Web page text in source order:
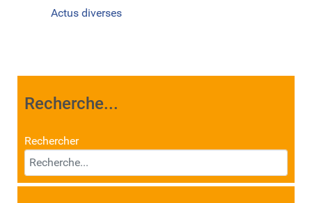
Actus diverses
Recherche...
Rechercher